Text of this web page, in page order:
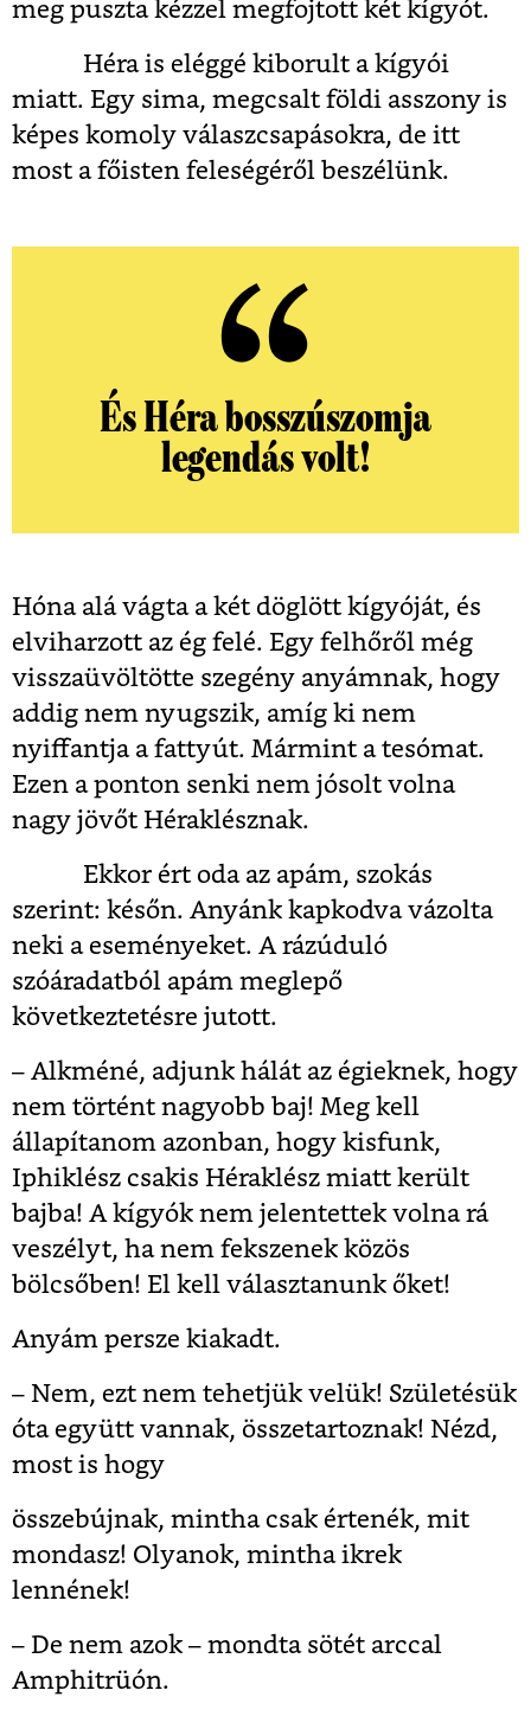
meg puszta kézzel megfojtott két kígyót.
Héra is eléggé kiborult a kígyói
miatt. Egy sima, megcsalt földi asszony is
képes komoly válaszcsapásokra, de itt
most a főisten feleségéről beszélünk.
És Héra bosszúszomja
legendás volt!
Hóna alá vágta a két döglött kígyóját, és
elviharzott az ég felé. Egy felhőről még
visszaüvöltötte szegény anyámnak, hogy
addig nem nyugszik, amíg ki nem
nyiffantja a fattyút. Mármint a tesómat.
Ezen a ponton senki nem jósolt volna
nagy jövőt Héraklésznak.
Ekkor ért oda az apám, szokás
szerint: későn. Anyánk kapkodva vázolta
neki a eseményeket. A rázúduló
szóáradatból apám meglepő
következtetésre jutott.
– Alkméné, adjunk hálát az égieknek, hogy
nem történt nagyobb baj! Meg kell
állapítanom azonban, hogy kisfunk,
Iphiklész csakis Héraklész miatt került
bajba! A kígyók nem jelentettek volna rá
veszélyt, ha nem fekszenek közös
bölcsőben! El kell választanunk őket!
Anyám persze kiakadt.
– Nem, ezt nem tehetjük velük! Születésük
óta együtt vannak, összetartoznak! Nézd,
most is hogy
összebújnak, mintha csak értenék, mit
mondasz! Olyanok, mintha ikrek
lennének!
– De nem azok – mondta sötét arccal
Amphitrüón.